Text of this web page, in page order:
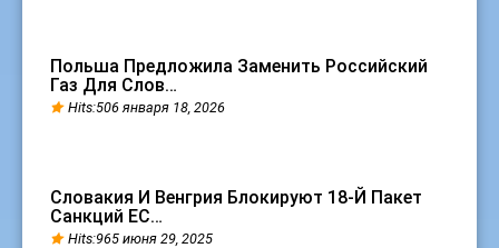
Польша Предложила Заменить Российский
Газ Для Слов…
Hits:506 января 18, 2026
Словакия И Венгрия Блокируют 18-Й Пакет
Санкций ЕС…
Hits:965 июня 29, 2025